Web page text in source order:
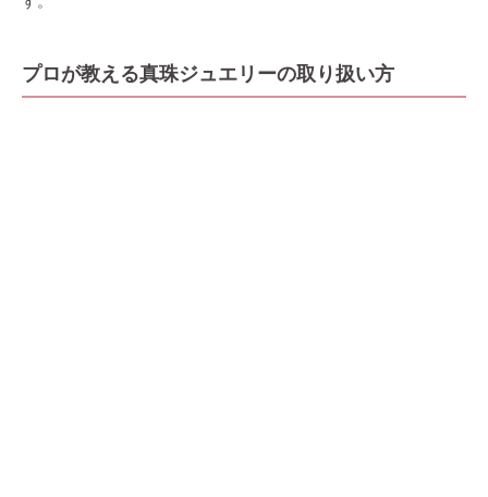
プロが教える真珠ジュエリーの取り扱い方